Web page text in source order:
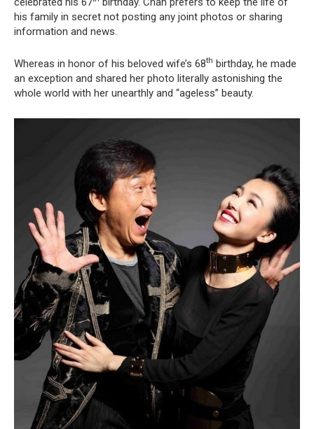
his family in secret not posting any joint photos or sharing
information and news.
Whereas in honor of his beloved wife’s 68th birthday, he made
an exception and shared her photo literally astonishing the
whole world with her unearthly and “ageless” beauty.